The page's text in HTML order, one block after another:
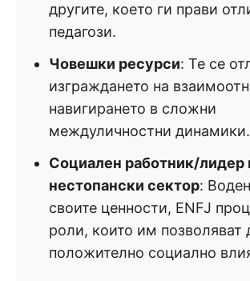
другите, което ги прави
педагози.
Човешки ресурси: Те се
изграждането на
навигирането в сложни
междуличностни динамики.
Социален работник/лидер
нестопански сектор:
своите ценности, ENFJ
роли, които им позволяват
положително социално